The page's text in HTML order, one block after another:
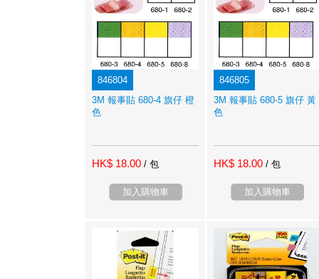
846804
3M 報事貼 680-4 旗仔 橙
色
HK$ 18.00 / 包
加入購物車
846805
3M 報事貼 680-5 旗仔 黃
色
HK$ 18.00 / 包
加入購物車